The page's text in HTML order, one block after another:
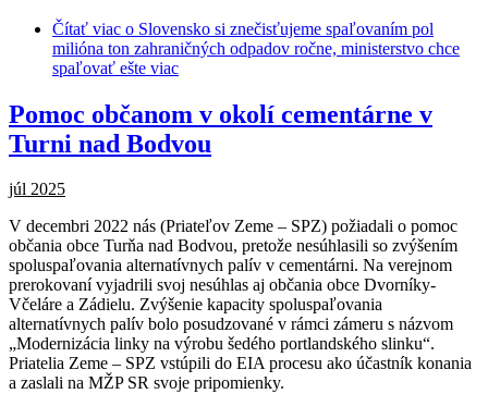
Čítať viac o Slovensko si znečisťujeme spaľovaním pol
milióna ton zahraničných odpadov ročne, ministerstvo chce
spaľovať ešte viac
Pomoc občanom v okolí cementárne v
Turni nad Bodvou
júl 2025
V decembri 2022 nás (Priateľov Zeme – SPZ) požiadali o pomoc
občania obce Turňa nad Bodvou, pretože nesúhlasili so zvýšením
spoluspaľovania alternatívnych palív v cementárni. Na verejnom
prerokovaní vyjadrili svoj nesúhlas aj občania obce Dvorníky-
Včeláre a Zádielu. Zvýšenie kapacity spoluspaľovania
alternatívnych palív bolo posudzované v rámci zámeru s názvom
„Modernizácia linky na výrobu šedého portlandského slinku“.
Priatelia Zeme – SPZ vstúpili do EIA procesu ako účastník konania
a zaslali na MŽP SR svoje pripomienky.